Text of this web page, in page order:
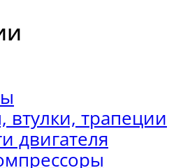
втулки, трапеции
двигателя